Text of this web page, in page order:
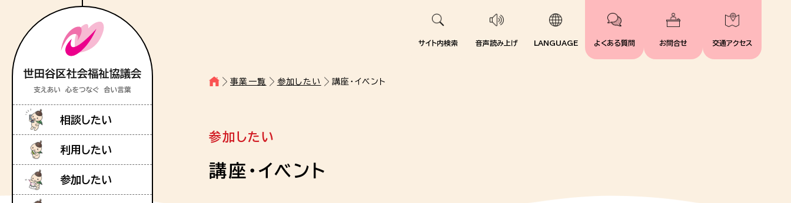
相談したい
利用したい
参加したい
サイト内検索 音声読み上げ LANGUAGE よくある質問 お問合せ 交通アクセス
事業一覧 参加したい 講座・イベント
参加したい
講座・イベント